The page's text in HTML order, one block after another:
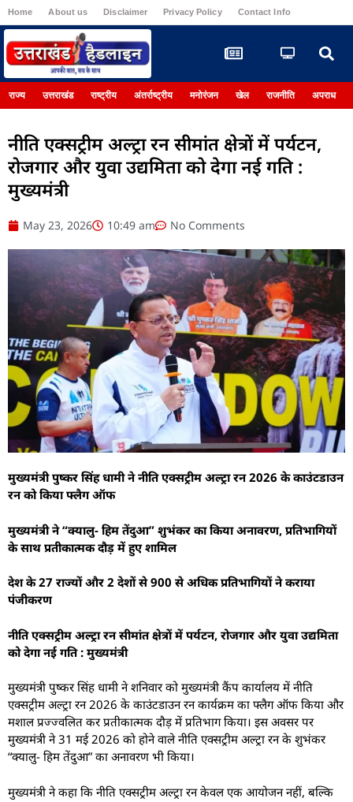
Home About us Disclaimer Privacy Policy Contact Info
राज्य उत्तराखंड राष्ट्रीय अंतर्राष्ट्रीय मनोरंजन खेल राजनीति अपराध
नीति एक्सट्रीम अल्ट्रा रन सीमांत क्षेत्रों में पर्यटन,
रोजगार और युवा उद्यमिता को देगा नई गति :
मुख्यमंत्री
May 23, 2026 10:49 am No Comments
मुख्यमंत्री पुष्कर सिंह धामी ने नीति एक्सट्रीम अल्ट्रा रन 2026 के काउंटडाउन
रन को किया फ्लैग ऑफ
मुख्यमंत्री ने “क्यालु- हिम तेंदुआ” शुभंकर का किया अनावरण, प्रतिभागियों
के साथ प्रतीकात्मक दौड़ में हुए शामिल
देश के 27 राज्यों और 2 देशों से 900 से अधिक प्रतिभागियों ने कराया
पंजीकरण
नीति एक्सट्रीम अल्ट्रा रन सीमांत क्षेत्रों में पर्यटन, रोजगार और युवा उद्यमिता
को देगा नई गति : मुख्यमंत्री
मुख्यमंत्री पुष्कर सिंह धामी ने शनिवार को मुख्यमंत्री कैंप कार्यालय में नीति
एक्सट्रीम अल्ट्रा रन 2026 के काउंटडाउन रन कार्यक्रम का फ्लैग ऑफ किया और
मशाल प्रज्ज्वलित कर प्रतीकात्मक दौड़ में प्रतिभाग किया। इस अवसर पर
मुख्यमंत्री ने 31 मई 2026 को होने वाले नीति एक्सट्रीम अल्ट्रा रन के शुभंकर
“क्यालु- हिम तेंदुआ” का अनावरण भी किया।
मुख्यमंत्री ने कहा कि नीति एक्सट्रीम अल्ट्रा रन केवल एक आयोजन नहीं, बल्कि